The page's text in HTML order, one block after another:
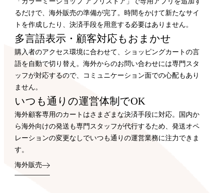
るだけで、海外販売の準備が完了。時間をかけて新たなサイ
トを作成したり、決済手段を用意する必要はありません。
多言語表示・顧客対応もおまかせ
購入者のアクセス環境に合わせて、ショッピングカートの言
語を自動で切り替え。海外からのお問い合わせには専門スタ
ッフが対応するので、コミュニケーション面での心配もあり
ません。
いつも通りの運営体制でOK
海外顧客専用のカートはさまざまな決済手段に対応。国内か
ら海外向けの発送も専門スタッフが代行するため、発送オペ
レーションの変更なしでいつも通りの運営業務に注力できま
す。
海外販売